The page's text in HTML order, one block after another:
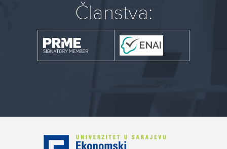
Članstva: